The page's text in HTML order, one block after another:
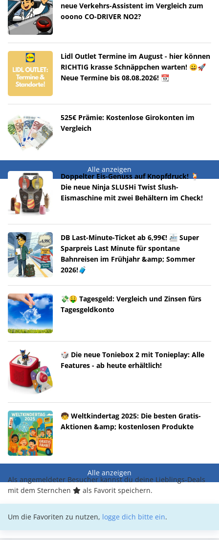
neue Verkehrs-Assistent im Vergleich zum
ooono CO-DRIVER NO2?
Lidl Outlet Termine im August - hier können
RICHTIG krasse Schnäppchen warten! 😀🚀
Neue Termine bis 08.08.2026! 📆
525€ Prämie: Kostenlose Girokonten im
Vergleich
Alle anzeigen
Doppelter Eis-Genuss auf Knopfdruck! 🍹
Die neue Ninja SLUSHi Twist Slush-
Eismaschine mit zwei Behältern im Check!
DB Last-Minute-Ticket ab 6,99€! 🚈 Super
Sparpreis Last Minute für spontane
Bahnreisen im Frühjahr &amp; Sommer
2026!🧳
💸🤑 Tagesgeld: Vergleich und Zinsen fürs
Tagesgeldkonto
🎲 Die neue Toniebox 2 mit Tonieplay: Alle
Features - ab heute erhältlich!
🧒 Weltkindertag 2025: Die besten Gratis-
Aktionen &amp; kostenlosen Produkte
Alle anzeigen
Als angemeldeter Besucher kannst du deine Lieblings-Deals
mit dem Sternchen
als Favorit speichern.
Um die Favoriten zu nutzen, logge dich bitte ein.